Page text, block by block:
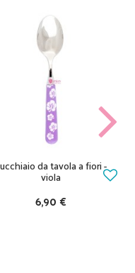
da tavola a fiori -
viola
6,90 €